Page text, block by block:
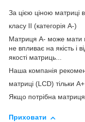
За цією ціною матриці
класу II (категорія А-)
Матриця А- може мати
не впливає на якість і
якості матриць...
Наша компанія
матриці (LCD) тільки А+
Якщо потрібна
Приховати